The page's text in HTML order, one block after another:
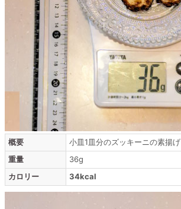
概要
小皿1皿分のズッキーニの素揚げ
重量
36g
カロリー
34kcal